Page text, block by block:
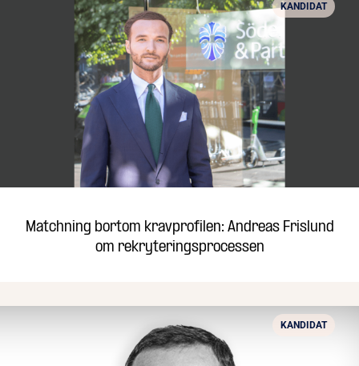
KANDIDAT
Matchning bortom kravprofilen: Andreas Frislund
om rekryteringsprocessen
KANDIDAT